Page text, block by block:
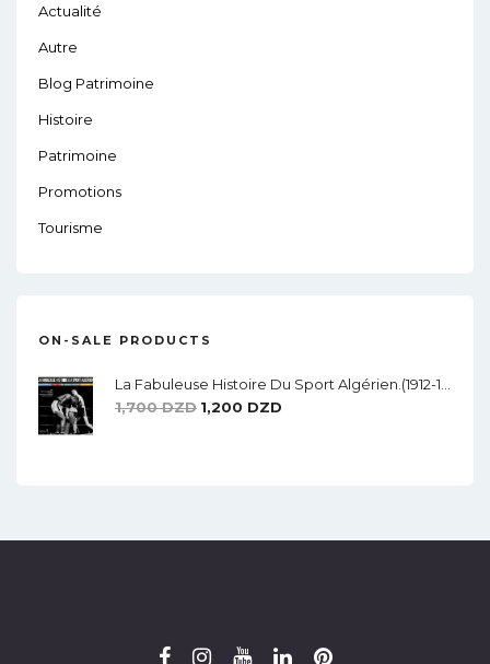
Actualité
Autre
Blog Patrimoine
Histoire
Patrimoine
Promotions
Tourisme
ON-SALE PRODUCTS
1,700DZD Le
1,200 DZD